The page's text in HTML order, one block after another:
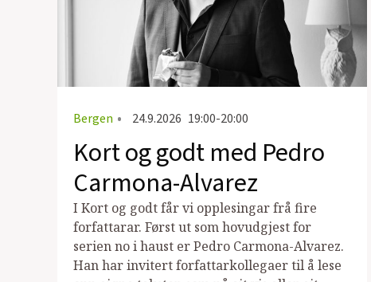
Bergen • 24.9.2026 19:00-20:00
Kort og godt med Pedro
Carmona-Alvarez
I Kort og godt får vi opplesingar frå fire
forfattarar. Først ut som hovudgjest for
serien no i haust er Pedro Carmona-Alvarez.
Han har invitert forfattarkollegaer til å lese